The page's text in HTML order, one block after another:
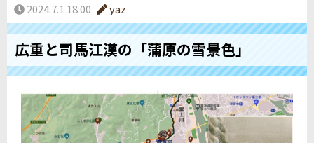
2024.7.1 18:00 yaz
広重と司馬江漢の「蒲原の雪景色」